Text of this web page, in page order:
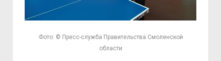
Фото: © Пресс-служба Правительства Смоленской
области